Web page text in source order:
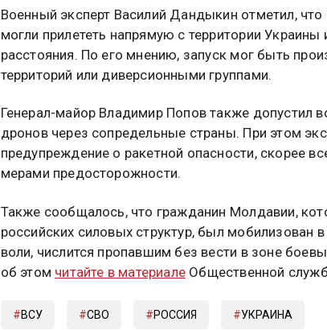
Военный эксперт Василий Дандыкин отметил, что
могли прилететь напрямую с территории
расстояния. По его мнению, запуск мог быть
территорий или диверсионными группами.
Генерал-майор Владимир Попов также допустил
дронов через сопредельные страны. При этом
предупреждение о ракетной опасности, скорее
мерами предосторожности.
Также сообщалось, что гражданин Молдавии,
российских силовых структур, был мобилизован
воли, числится пропавшим без вести в зоне
об этом читайте в материалеОбщественной
ВСУ СВО РОССИЯ УКРАИНА